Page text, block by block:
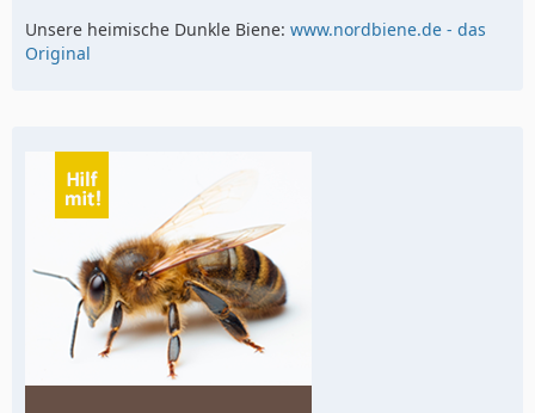
Unsere heimische Dunkle Biene: www.nordbiene.de - das
Original